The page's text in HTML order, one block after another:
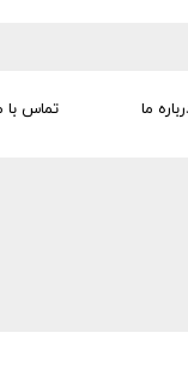
ما تماس با